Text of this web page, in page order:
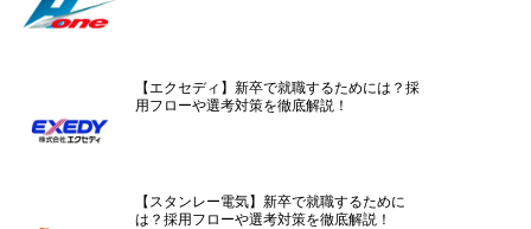
【エクセディ】新卒で就職するためには？採
用フローや選考対策を徹底解説！
【スタンレー電気】新卒で就職するために
は？採用フローや選考対策を徹底解説！